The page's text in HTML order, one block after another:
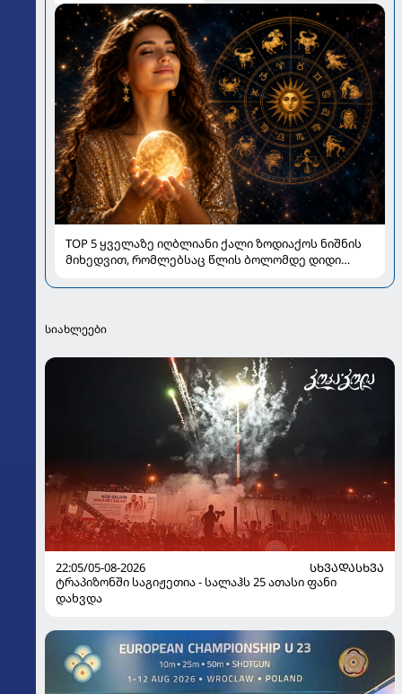
TOP 5 ყველაზე იღბლიანი ქალი ზოდიაქოს ნიშნის
მიხედვით, რომლებსაც წლის ბოლომდე დიდი
სიახლეები
22:05/05-08-2026
ᲡᲮᲕᲐᲓᲐᲡᲮᲕᲐ
ტრაპიზონში საგიჟეთია - სალაჰს 25 ათასი ფანი
დახვდა